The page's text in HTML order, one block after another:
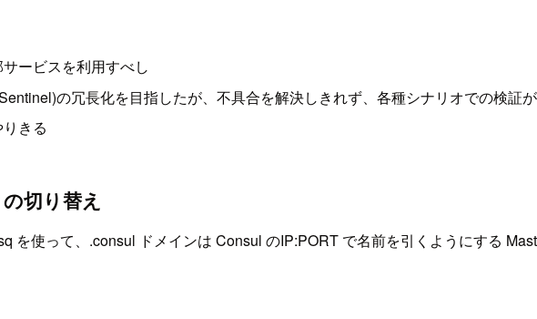
ービスを利用すべし
の冗長化を目指したが、不具合を解決しきれず、各種シナリオでの検証
きる
切り替え
を使って、.consul ドメインは Consul のIP:PORT で名前を引くようにする